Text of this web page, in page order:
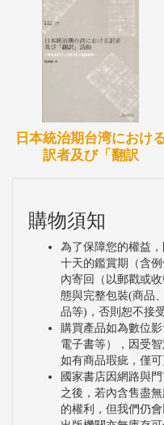
日本統治期台湾におけ
訳者及び「翻訳
購物須知
為了保障您的權益
十天的鑑賞期（含
內寄回（以郵戳或
態與完整包裝(商品
品等)，否則恕不接
購買產品如為數位
電子書等），因受
如有商品瑕疵，僅可
國家書店因網路與
之後，若內含售盡
的權利，但我們仍